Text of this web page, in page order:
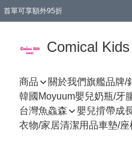
首單可享額外95折
Comical
商品 關於我們旗艦品牌/
韓國Moyuum嬰兒奶瓶/牙
台灣魚鱻森
嬰兒揹帶成
衣物/家居清潔用品車墊/座